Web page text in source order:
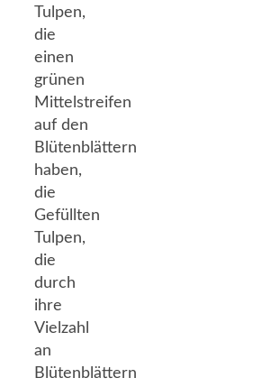
Tulpen,
die
einen
grünen
Mittelstreifen
auf den
Blütenblättern
haben,
die
Gefüllten
Tulpen,
die
durch
ihre
Vielzahl
an
Blütenblättern